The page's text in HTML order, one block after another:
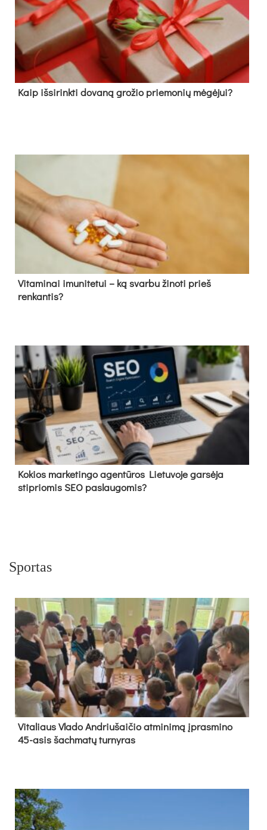
Kaip išsirinkti dovaną grožio priemonių mėgėjui?
Vitaminai imunitetui – ką svarbu žinoti prieš
renkantis?
Kokios marketingo agentūros Lietuvoje garsėja
stipriomis SEO paslaugomis?
Sportas
Vi­ta­liaus Vla­do And­riu­šai­čio at­mi­ni­mą įpras­mi­no
45-asis šach­ma­tų tur­ny­ras